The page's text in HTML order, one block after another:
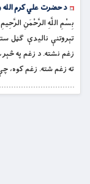
د حضرت علي کرم
بِسْمِ اللَّهِ الرَّحْمَنِ
تېروتنې نالیدې ګڼل
زغم نشته. د زغم په
ته زغم شته. زغم کوه،